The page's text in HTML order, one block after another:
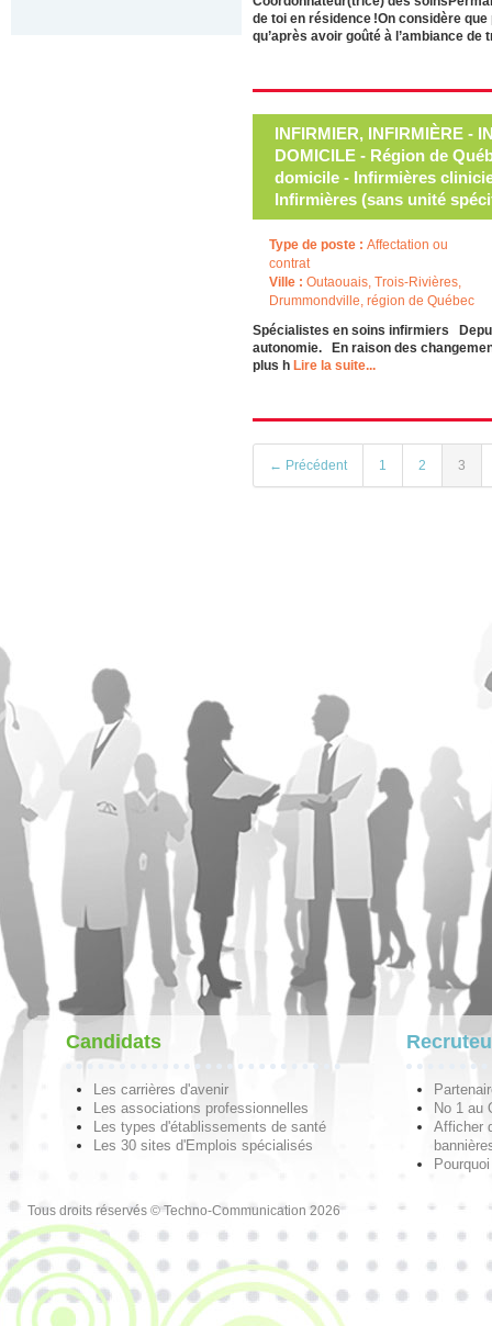
de toi en résidence !On considère
qu’après avoir goûté à l’ambiance
INFIRMIER, INFIRMIÈRE -
DOMICILE - Région de
domicile - Infirmières
Infirmières (sans unité
Type de poste : Affectation ou
contrat
Ville : Outaouais, Trois-Rivières,
Drummondville, région de Québec
Spécialistes en soins infirmiers
autonomie. En raison des
plus h Lire la suite...
← Précédent 1 2 3
Candidats
Les carrières d'avenir
Les associations professionnelles
Les types d'établissements de santé
Les 30 sites d'Emplois spécialisés
No 1 au
Afficher
Tous droits réservés © Techno-Communication 2026